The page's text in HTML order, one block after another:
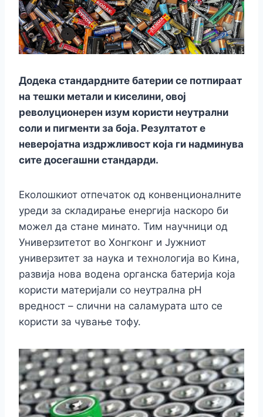
o
o
k
n n
g
er
p
p
m
n
k
Додека стандардните батерии се потпираат
на тешки метали и киселини, овој
револуционерен изум користи неутрални
соли и пигменти за боја. Резултатот е
неверојатна издржливост која ги надминува
сите досегашни стандарди.
Еколошкиот отпечаток од конвенционалните
уреди за складирање енергија наскоро би
можел да стане минато. Тим научници од
Универзитетот во Хонгконг и Јужниот
универзитет за наука и технологија во Кина,
развија нова водена органска батерија која
користи материјали со неутрална pH
вредност – слични на саламурата што се
користи за чување тофу.